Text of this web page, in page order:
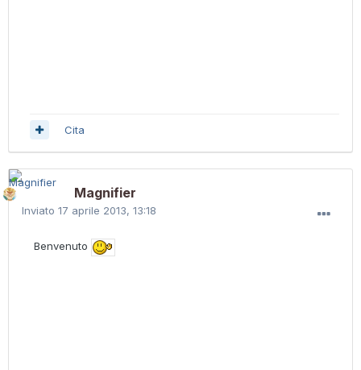
Cita
Magnifier
Inviato 17 aprile 2013, 13:18
Benvenuto